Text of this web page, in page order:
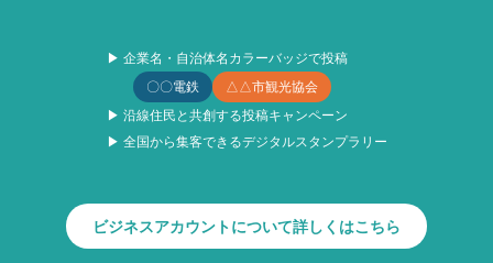
▶ 企業名・自治体名カラーバッジで投稿
〇〇電鉄
△△市観光協会
▶ 沿線住民と共創する投稿キャンペーン
▶ 全国から集客できるデジタルスタンプラリー
ビジネスアカウントについて詳しくはこちら